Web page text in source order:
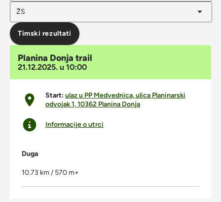
ŽS
Timski rezultati
Planina Donja trail
21.12.2025. u 10:00
Start:ulaz u PP Medvednica, ulica Planinarski
odvojak 1, 10362 Planina Donja
Informacije o utrci
Duga
10.73 km / 570 m+